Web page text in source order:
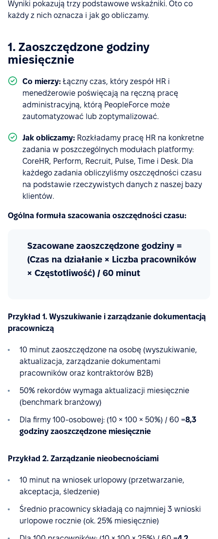
Wyniki pokazują trzy podstawowe wskaźniki. Oto co
każdy z nich oznacza i jak go obliczamy.
1. Zaoszczędzone godziny
miesięcznie
Co mierzy: Łączny czas, który zespół HR i
menedżerowie poświęcają na ręczną pracę
administracyjną, którą PeopleForce może
zautomatyzować lub zoptymalizować.
Jak obliczamy: Rozkładamy pracę HR na konkretne
zadania w poszczególnych modułach platformy:
CoreHR, Perform, Recruit, Pulse, Time i Desk. Dla
każdego zadania obliczyliśmy oszczędności czasu
na podstawie rzeczywistych danych z naszej bazy
klientów.
Ogólna formuła szacowania oszczędności czasu:
Szacowane zaoszczędzone godziny =
(Czas na działanie × Liczba pracowników
× Częstotliwość) / 60 minut
Przykład 1. Wyszukiwanie i zarządzanie dokumentacją
pracowniczą
10 minut zaoszczędzone na osobę (wyszukiwanie,
aktualizacja, zarządzanie dokumentami
pracowników oraz kontraktorów B2B)
50% rekordów wymaga aktualizacji miesięcznie
(benchmark branżowy)
Dla firmy 100-osobowej: (10 × 100 × 50%) / 60 =8,3
godziny zaoszczędzone miesięcznie
Przykład 2. Zarządzanie nieobecnościami
10 minut na wniosek urlopowy (przetwarzanie,
akceptacja, śledzenie)
Średnio pracownicy składają co najmniej 3 wnioski
urlopowe rocznie (ok. 25% miesięcznie)